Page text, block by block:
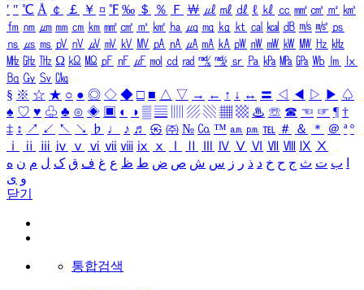
′ ″ ℃ Å ￠ ￡ ￥ ¤ ℉ ‰ ＄ ％ Ｆ ￦ ㎕ ㎖ ㎗ ℓ ㎘ ㏄ ㎣ ㎤ ㎥ ㎦
㎙ ㎚ ㎛ ㎜ ㎝ ㎞ ㎟ ㎠ ㎡ ㎢ ㏊ ㎍ ㎎ ㎏ ㏏ ㎈ ㎉ ㏈ ㎧ ㎨ ㎰
㎱ ㎲ ㎳ ㎴ ㎵ ㎶ ㎷ ㎸ ㎹ ㎀ ㎁ ㎂ ㎃ ㎄ ㎺ ㎻ ㎽ ㎾ ㎿ ㎐ ㎑
㎒ ㎓ ㎔ Ω ㏀ ㏁ ㎊ ㎋ ㎌ ㏖ ㏅ ㎭ ㎮ ㎯ ㏛ ㎩ ㎪ ㎫ ㎬ ㏝ ㏐
㏓
㏃ ㏉ ㏜ ㏆
§ ※ ☆ ★ ○ ● ◎ ◇ ◆ □ ■ △ ▽ → ← ↑ ↓ ↔ 〓 ◁ ◀ ▷ ▶ ♤
♠ ♡ ♥ ♧ ♣ ⊙ ◈ ▣ ◐ ◑ ▒ ▤ ▨ ▧ ▦ ▩ ♨ ☏ ☎ ☜ ☞ ¶ †
‡ ↕ ↗ ↙ ↖ ↘ ♭ ♩ ♪ ♬ ㉿ ㈜ № ㏇ ™ ㏂ ㏘ ℡ ＃ ＆ ＊ ＠ ª º
ⅰ
ⅱ ⅲ ⅳ ⅴ ⅵ ⅶ ⅷ ⅸ ⅹ Ⅳ Ⅴ Ⅵ Ⅶ Ⅷ Ⅸ Ⅹ
ب ت ث ج ح خ د ذ ر ز س ش ص ض ط ظ ع غ ف ق ک ل م ن ه
و ی
닫기
통합검색